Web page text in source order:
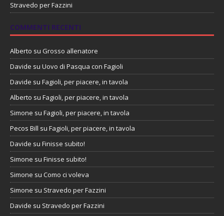
Stravedo per Fazzini
COMMENTI RECENTI
Alberto su Grosso allenatore
Davide su Uovo di Pasqua con Fagioli
Davide su Fagioli, per piacere, in tavola
Alberto su Fagioli, per piacere, in tavola
Simone su Fagioli, per piacere, in tavola
Pecos Bill su Fagioli, per piacere, in tavola
Davide su Finisse subito!
Simone su Finisse subito!
Simone su Como ci voleva
Simone su Stravedo per Fazzini
Davide su Stravedo per Fazzini